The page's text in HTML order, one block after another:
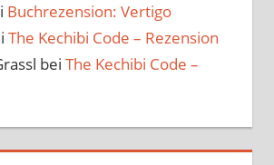
Buchrezension: Vertigo
The Kechibi Code – Rezension
bei The Kechibi Code –